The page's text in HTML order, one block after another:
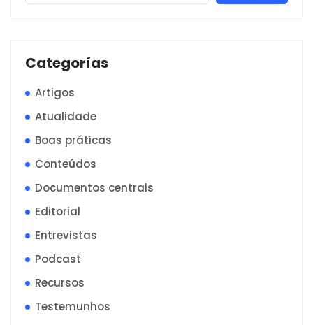
Categorías
Artigos
Atualidade
Boas práticas
Conteúdos
Documentos centrais
Editorial
Entrevistas
Podcast
Recursos
Testemunhos